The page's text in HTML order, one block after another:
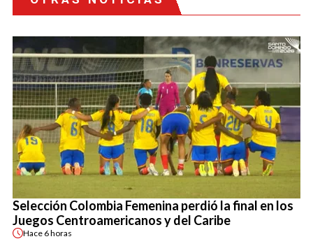
Selección Colombia Femenina perdió la final en los
Juegos Centroamericanos y del Caribe
Hace 6 horas